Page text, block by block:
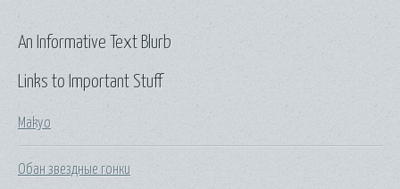
Links to Important Stuff
Makyo
Обан звездные гонки
An Informative Text Blurb